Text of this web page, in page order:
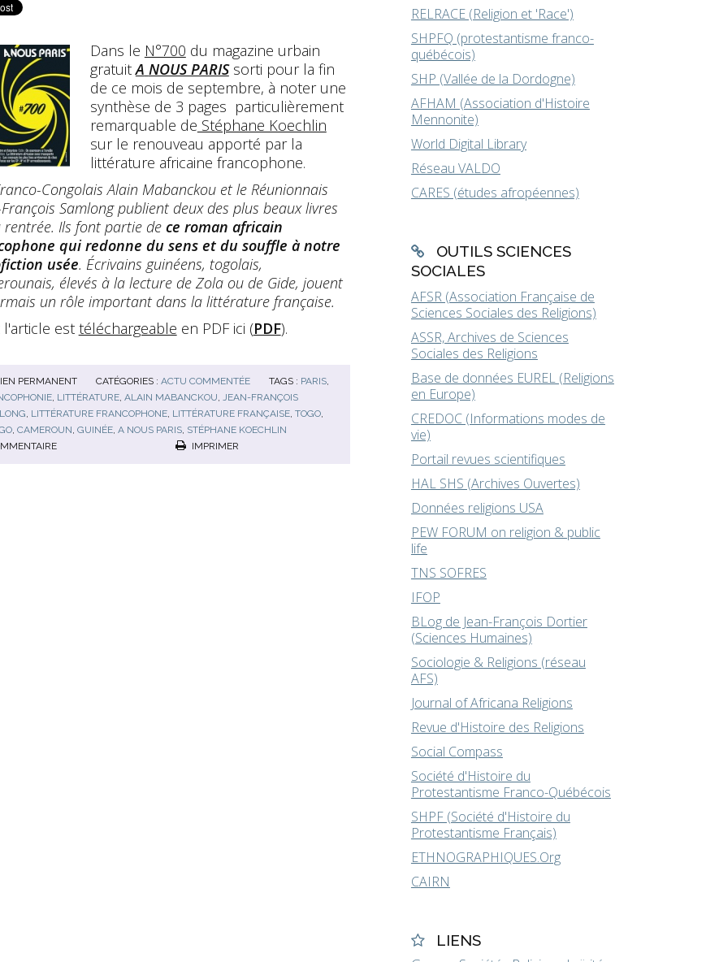
Dans le N°700 du magazine urbain
gratuitA NOUS PARISsorti pour la fin
de ce mois de septembre, à noter une
synthèse de 3 pages particulièrement
remarquable de Stéphane Koechlin
sur le renouveau apporté par la
littérature africaine francophone.
Congolais Alain Mabanckou et le Réunionnais
François Samlong publient deux des plus beaux livres
rentrée. Ils font partie de ce roman africain
qui redonne du sens et du souffle à notre
usée. Écrivains guinéens, togolais,
élevés à la lecture de Zola ou de Gide, jouent
un rôle important dans la littérature française.
l'article est téléchargeable en PDF ici (PDF).
PERMANENT CATÉGORIES :ACTU COMMENTÉE TAGS : PARIS
, LITTÉRATURE, ALAIN MABANCKOU
JEAN-FRANÇOIS
LITTÉRATURE FRANCOPHONE, LITTÉRATURE FRANÇAISE, TOGO,
, CAMEROUN GUINÉE, A NOUS PARIS, STÉPHANE KOECHLIN
IMPRIMER
RELRACE (Religion et 'Race')
SHPFQ (protestantisme franco-
québécois)
SHP (Vallée de la Dordogne)
AFHAM (Association d'Histoire
Mennonite)
World Digital Library
Réseau VALDO
CARES (études afropéennes)
OUTILS SCIENCES
SOCIALES
AFSR (Association Française de
Sciences Sociales des Religions)
ASSR, Archives de Sciences
Sociales des Religions
Base de données EUREL (Religions
en Europe)
CREDOC (Informations modes de
vie)
Portail revues scientifiques
HAL SHS (Archives Ouvertes)
Données religions USA
PEW FORUM on religion & public
life
TNS SOFRES
IFOP
BLog de Jean-François Dortier
(Sciences Humaines)
Sociologie & Religions (réseau
AFS)
Journal of Africana Religions
Revue d'Histoire des Religions
Social Compass
Société d'Histoire du
Protestantisme Franco-Québécois
SHPF (Société d'Histoire du
Protestantisme Français)
ETHNOGRAPHIQUES.Org
CAIRN
LIENS